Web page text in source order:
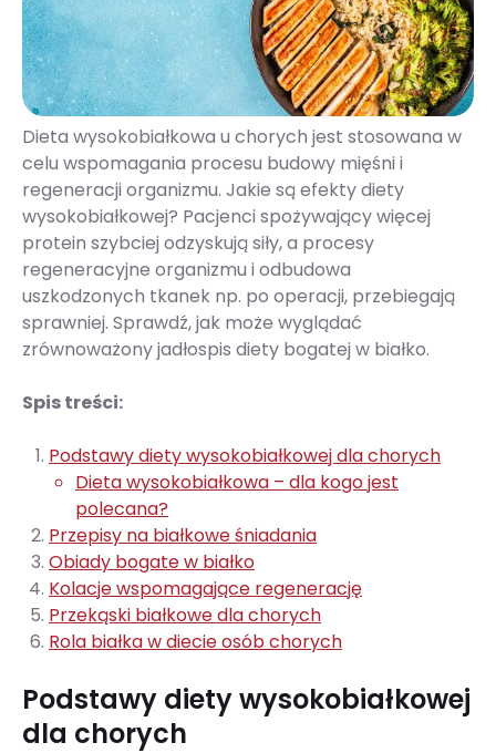
Dieta wysokobiałkowa u chorych jest stosowana w
celu wspomagania procesu budowy mięśni i
regeneracji organizmu. Jakie są efekty diety
wysokobiałkowej? Pacjenci spożywający więcej
protein szybciej odzyskują siły, a procesy
regeneracyjne organizmu i odbudowa
uszkodzonych tkanek np. po operacji, przebiegają
sprawniej. Sprawdź, jak może wyglądać
zrównoważony jadłospis diety bogatej w białko.
Spis treści:
Podstawy diety wysokobiałkowej dla chorych
Dieta wysokobiałkowa – dla kogo jest
polecana?
Przepisy na białkowe śniadania
Obiady bogate w białko
Kolacje wspomagające regenerację
Przekąski białkowe dla chorych
Rola białka w diecie osób chorych
Podstawy diety wysokobiałkowej
dla chorych